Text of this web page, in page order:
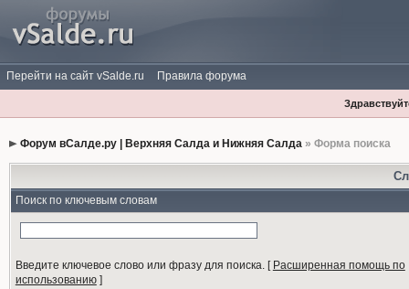
Перейти на сайт vSalde.ru Правила форума
Форум вСалде.ру | Верхняя Салда и Нижняя Салда» Форма поиска
Поиск по ключевым словам
Введите ключевое слово или фразу для поиска.[ Расширенная помощь по
использованию]